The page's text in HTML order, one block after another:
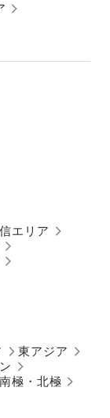
エリア
東アジア
南極・北極